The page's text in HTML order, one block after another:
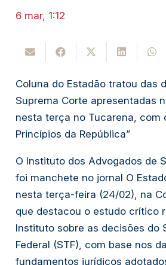
6 mar, 1:12
Coluna do Estadãotratou das
Suprema Corte apresentadas
nesta terça no Tucarena, com
Princípios da República”
O Instituto dos Advogados de
foi manchete no jornal O
nesta terça-feira (24/02), na
que destacou o estudo crítico
Instituto sobre as decisões do
Federal (STF), com base nos
fundamentos jurídicos